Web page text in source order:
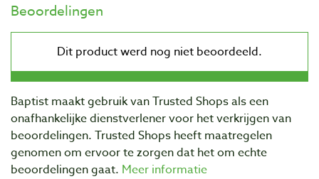
Beoordelingen
Baptist maakt gebruik van Trusted Shops als een
onafhankelijke dienstverlener voor het verkrijgen van
beoordelingen. Trusted Shops heeft maatregelen
genomen om ervoor te zorgen dat het om echte
beoordelingen gaat. Meer informatie